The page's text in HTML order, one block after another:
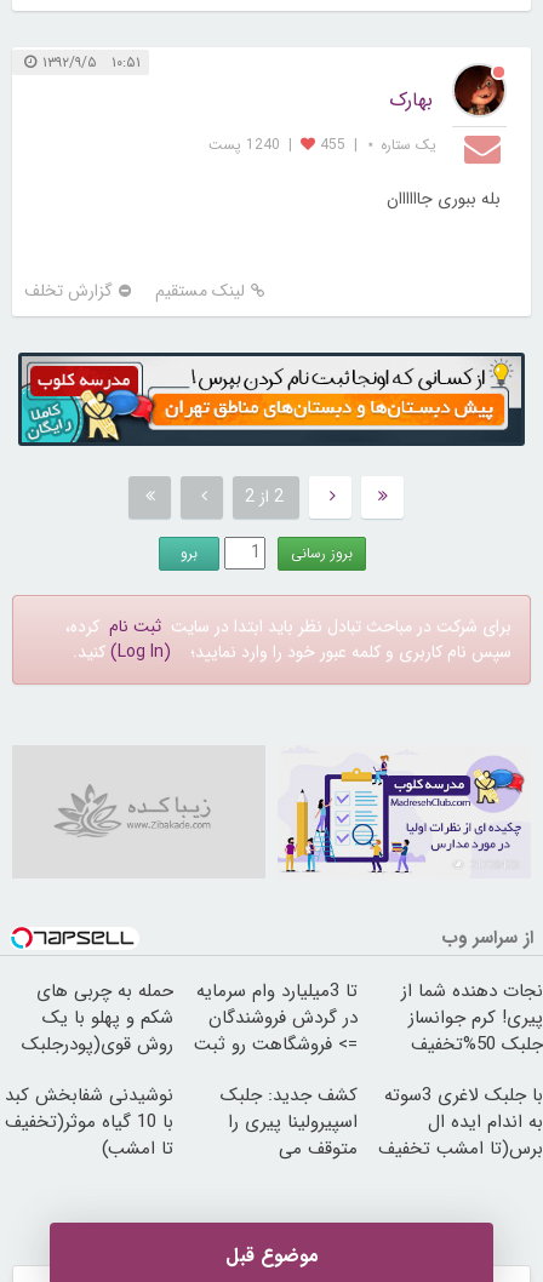
۱۰:۵۱ ۱۳۹۲/۹/۵
بهارک
یک ستاره ⋆ |
455
| 1240 پست
بله ببوری جاااااان
لینک مستقیم گزارش تخلف
2 از 2
برای شرکت در مباحث تبادل نظر باید ابتدا در سایت ثبت نام کرده،
سپس نام کاربری و کلمه عبور خود را وارد نمایید؛ (Log In) کنید.
از سراسر وب
نجات دهنده شما از
پیری! کرم جوانساز
جلبک 50%تخفیف
تا 3میلیارد وام سرمایه
در گردش فروشندگان
=> فروشگاهت رو ثبت
حمله به چربی های
شکم و پهلو با یک
روش قوی(پودرجلبک
با جلبک لاغری 3سوته
به اندام ایده ال
برس(تا امشب تخفیف
کشف جدید: جلبک
اسپیرولینا پیری را
متوقف می
نوشیدنی شفابخش کبد
با 10 گیاه موثر(تخفیف
تا امشب)
موضوع قبل